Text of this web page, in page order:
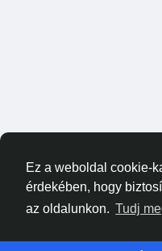
Ez a weboldal cookie-
érdekében, hogy
az oldalunkon. Tudj